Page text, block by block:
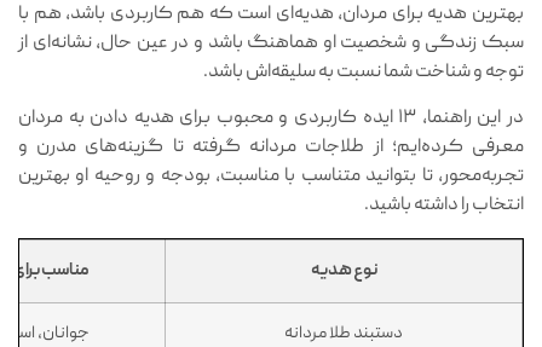
بهترین هدیه برای مردان، هدیه‌ای است که هم کاربردی باشد، هم با
سبک زندگی و شخصیت او هماهنگ باشد و در عین حال، نشانه‌ای از
توجه و شناخت شما نسبت به سلیقه‌اش باشد.
در این راهنما، ۱۳ ایده کاربردی و محبوب برای هدیه دادن به مردان
معرفی کرده‌ایم؛ از طلاجات مردانه گرفته تا گزینه‌های مدرن و
تجربه‌محور، تا بتوانید متناسب با مناسبت، بودجه و روحیه او بهترین
انتخاب را داشته باشید.
نوع هدیه مناسب برای
دستبند طلا مردانه جوانان،